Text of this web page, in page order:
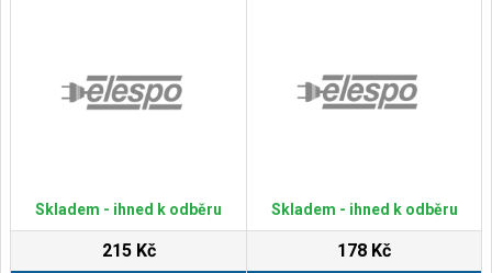
Skladem - ihned k odběru
215 Kč
Skladem - ihned k odběru
178 Kč